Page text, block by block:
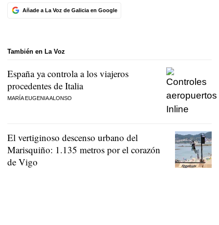
Añade a La Voz de Galicia en Google
También en La Voz
España ya controla a los viajeros
procedentes de Italia
MARÍA EUGENIA ALONSO
El vertiginoso descenso urbano del
Marisquiño: 1.135 metros por el corazón
de Vigo